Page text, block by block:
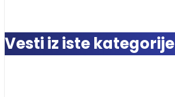
Vesti iz iste kategorije